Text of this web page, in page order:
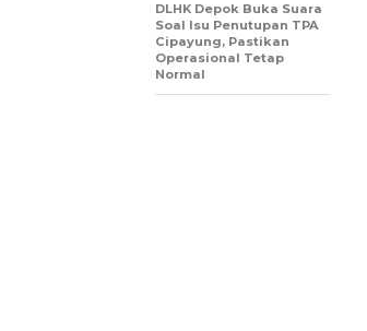
DLHK Depok Buka Suara
Soal Isu Penutupan TPA
Cipayung, Pastikan
Operasional Tetap
Normal